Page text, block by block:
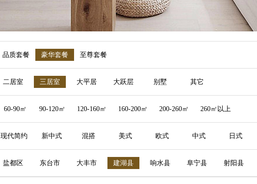
品质套餐 豪华套餐 至尊套餐
二居室 三居室 大平居 大跃层 别墅 其它
60-90㎡ 90-120㎡ 120-160㎡ 160-200㎡ 200-260㎡ 260㎡以上
现代简约 新中式 混搭 美式 欧式 中式 日式
盐都区 东台市 大丰市 建湖县 响水县 阜宁县 射阳县